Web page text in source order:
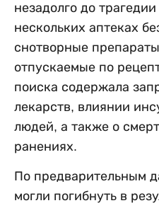
незадолго до
нескольких аптеках
снотворные
отпускаемые по
поиска содержала
лекарств, влиянии
людей, а также о
ранениях.
По предварительным
могли погибнуть в